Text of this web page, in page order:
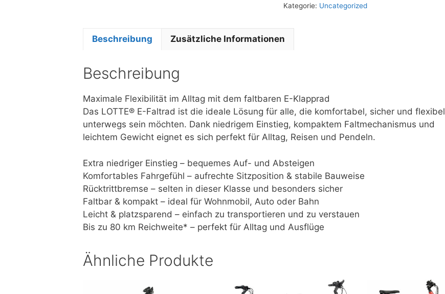
Kategorie: Uncategorized
Beschreibung Zusätzliche Informationen
Beschreibung
Maximale Flexibilität im Alltag mit dem faltbaren E-Klapprad
Das LOTTE® E-Faltrad ist die ideale Lösung für alle, die komfortabel, sicher und flexibel
unterwegs sein möchten. Dank niedrigem Einstieg, kompaktem Faltmechanismus und
leichtem Gewicht eignet es sich perfekt für Alltag, Reisen und Pendeln.
Extra niedriger Einstieg – bequemes Auf- und Absteigen
Komfortables Fahrgefühl – aufrechte Sitzposition & stabile Bauweise
Rücktrittbremse – selten in dieser Klasse und besonders sicher
Faltbar & kompakt – ideal für Wohnmobil, Auto oder Bahn
Leicht & platzsparend – einfach zu transportieren und zu verstauen
Bis zu 80 km Reichweite* – perfekt für Alltag und Ausflüge
Ähnliche Produkte